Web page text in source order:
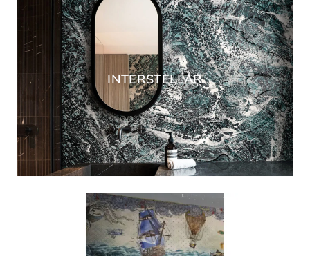
INTERSTELLAR